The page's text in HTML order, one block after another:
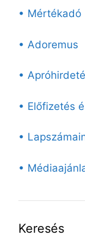
• Mértékadó
• Adoremus
•
• Előfizetés
•
•
Keresés